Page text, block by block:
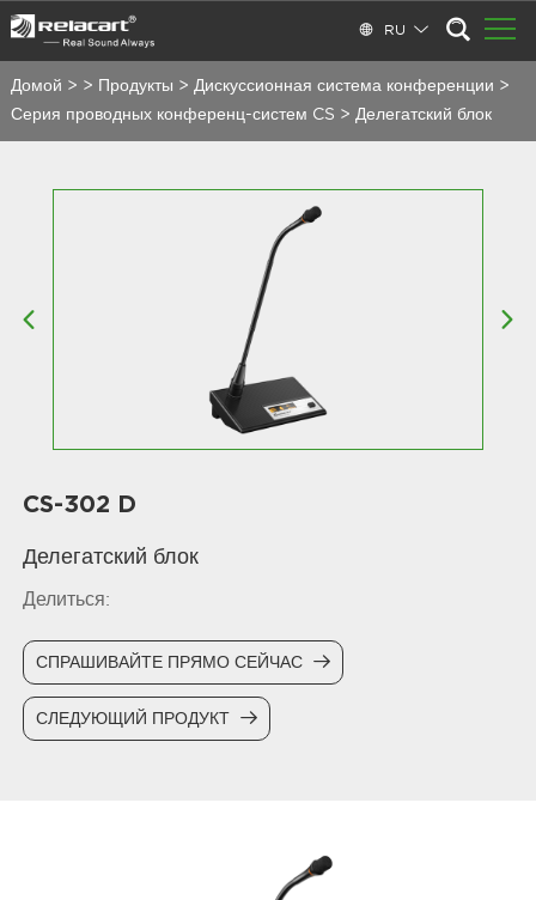
RU
Домой > > Продукты > Дискуссионная система конференции >
Серия проводных конференц-систем CS > Делегатский блок
CS-302 D
Делегатский блок
Делиться:
СПРАШИВАЙТЕ ПРЯМО СЕЙЧАС
СЛЕДУЮЩИЙ ПРОДУКТ